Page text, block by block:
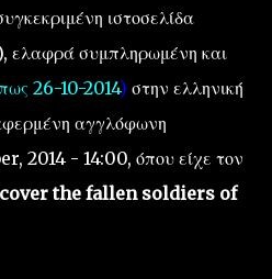
ιστοσελίδα
ελαφρά συμπληρωμένη και
26-10-2014) στην ελληνική
αγγλόφωνη
2014 - 14:00, όπου είχε τον
the fallen soldiers of